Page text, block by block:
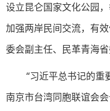
设立昆仑国家文化公园
加强两岸民间交流，有
委会副主任、民革青海
“习近平总书记的重
南京市台湾同胞联谊会